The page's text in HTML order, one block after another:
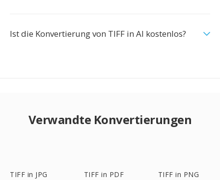
Ist die Konvertierung von TIFF in AI kostenlos?
Verwandte Konvertierungen
TIFF in JPG TIFF in PDF TIFF in PNG